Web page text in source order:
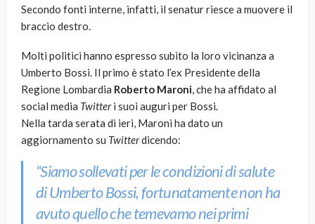
Secondo fonti interne, infatti, il senatur riesce a muovere il
braccio destro.
Molti politici hanno espresso subito la loro vicinanza a
Umberto Bossi. Il primo è stato l’ex Presidente della
Regione Lombardia Roberto Maroni, che ha affidato al
social media Twitteri suoi auguri per Bossi.
Nella tarda serata di ieri, Maroni ha dato un
aggiornamento su Twitterdicendo:
“Siamo sollevati per le condizioni di salute
di Umberto Bossi, fortunatamente non ha
avuto quello che temevamo nei primi